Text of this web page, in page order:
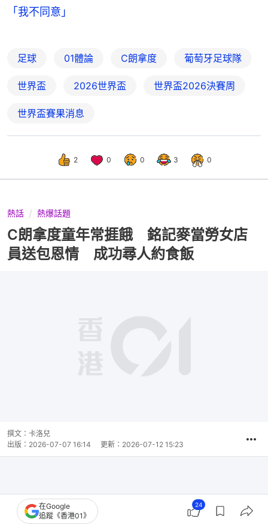
「我不同意」
足球 01體論 C朗拿度 葡萄牙足球隊
世界盃 2026世界盃 世界盃2026決賽周
世界盃賽果消息
2 0 0 3 0
熱話 熱爆話題
C朗拿度童年常捱餓 銘記麥當勞女店
員送包恩情 成功尋人約食飯
撰文： 卡洛兒
出版： 2026-07-07 16:14 更新： 2026-07-12 15:23
在Google
追蹤《香港01》
24